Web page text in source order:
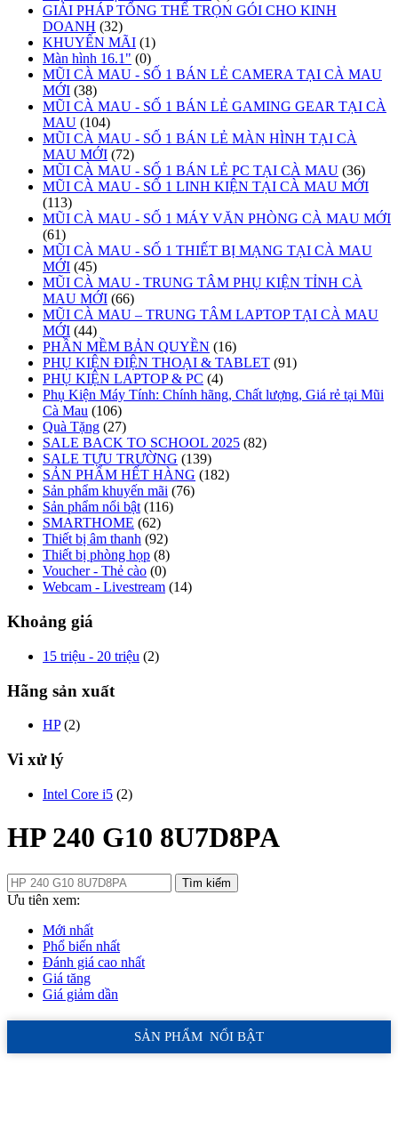
GIẢI PHÁP TỔNG THỂ TRỌN GÓI CHO KINH
DOANH (32)
KHUYẾN MÃI (1)
Màn hình 16.1" (0)
MŨI CÀ MAU - SỐ 1 BÁN LẺ CAMERA TẠI CÀ MAU
MỚI (38)
MŨI CÀ MAU - SỐ 1 BÁN LẺ GAMING GEAR TẠI CÀ
MAU (104)
MŨI CÀ MAU - SỐ 1 BÁN LẺ MÀN HÌNH TẠI CÀ
MAU MỚI (72)
MŨI CÀ MAU - SỐ 1 BÁN LẺ PC TẠI CÀ MAU (36)
MŨI CÀ MAU - SỐ 1 LINH KIỆN TẠI CÀ MAU MỚI
(113)
MŨI CÀ MAU - SỐ 1 MÁY VĂN PHÒNG CÀ MAU MỚI
(61)
MŨI CÀ MAU - SỐ 1 THIẾT BỊ MẠNG TẠI CÀ MAU
MỚI (45)
MŨI CÀ MAU - TRUNG TÂM PHỤ KIỆN TỈNH CÀ
MAU MỚI (66)
MŨI CÀ MAU – TRUNG TÂM LAPTOP TẠI CÀ MAU
MỚI (44)
PHẦN MỀM BẢN QUYỀN (16)
PHỤ KIỆN ĐIỆN THOẠI & TABLET (91)
PHỤ KIỆN LAPTOP & PC (4)
Phụ Kiện Máy Tính: Chính hãng, Chất lượng, Giá rẻ tại Mũi
Cà Mau (106)
Quà Tặng (27)
SALE BACK TO SCHOOL 2025 (82)
SALE TỰU TRƯỜNG (139)
SẢN PHẨM HẾT HÀNG (182)
Sản phẩm khuyến mãi (76)
Sản phẩm nổi bật (116)
SMARTHOME (62)
Thiết bị âm thanh (92)
Thiết bị phòng họp (8)
Voucher - Thẻ cào (0)
Webcam - Livestream (14)
Khoảng giá
15 triệu - 20 triệu (2)
Hãng sản xuất
HP (2)
Vi xử lý
Intel Core i5 (2)
HP 240 G10 8U7D8PA
Tìm kiếm
Ưu tiên xem:
Mới nhất
Phổ biến nhất
Đánh giá cao nhất
Giá tăng
Giá giảm dần
SẢN PHẨM NỔI BẬT